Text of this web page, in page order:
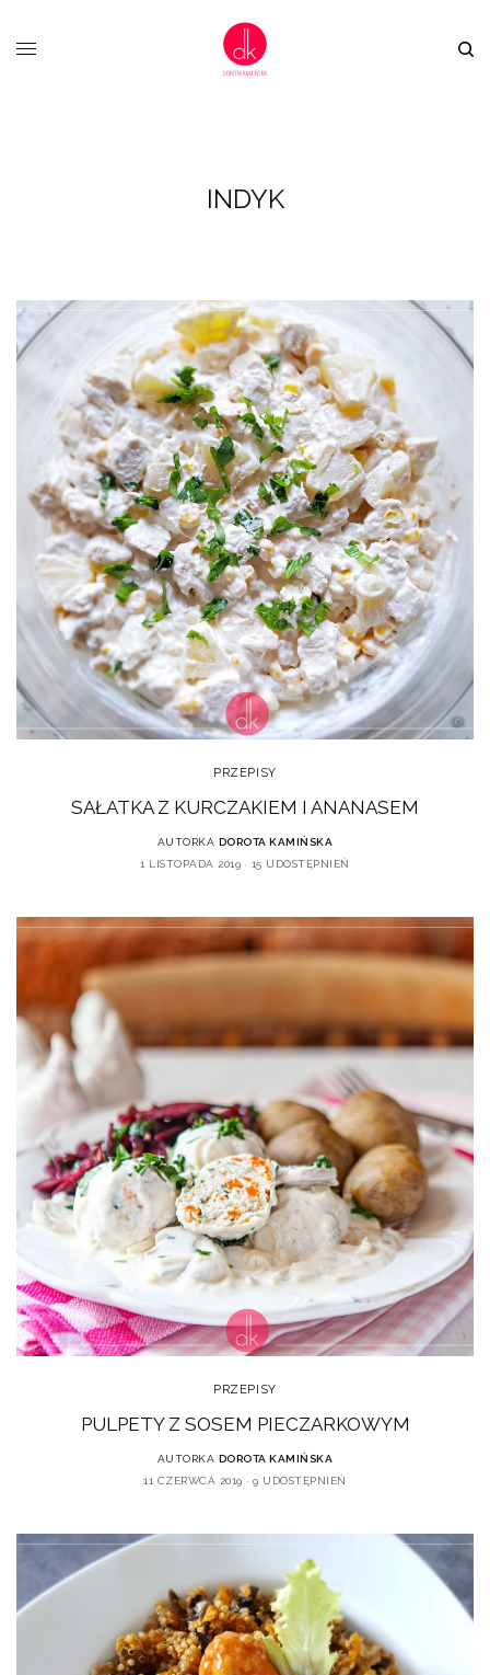
INDYK
PRZEPISY
SAŁATKA Z KURCZAKIEM I ANANASEM
AUTORKA DOROTA KAMIŃSKA
1 LISTOPADA 2019
15 UDOSTĘPNIEŃ
PRZEPISY
PULPETY Z SOSEM PIECZARKOWYM
AUTORKA DOROTA KAMIŃSKA
11 CZERWCA 2019
9 UDOSTĘPNIEŃ